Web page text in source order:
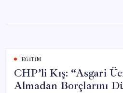
content
EĞITIM
CHP’li Kış: “Asgari
Almadan Borçlarını